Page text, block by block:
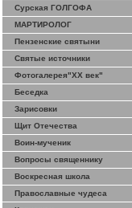
Сурская ГОЛГОФА
МАРТИРОЛОГ
Пензенские святыни
Святые источники
Фотогалерея"ХХ век"
Беседка
Зарисовки
Щит Отечества
Воин-мученик
Вопросы священнику
Воскресная школа
Православные чудеса